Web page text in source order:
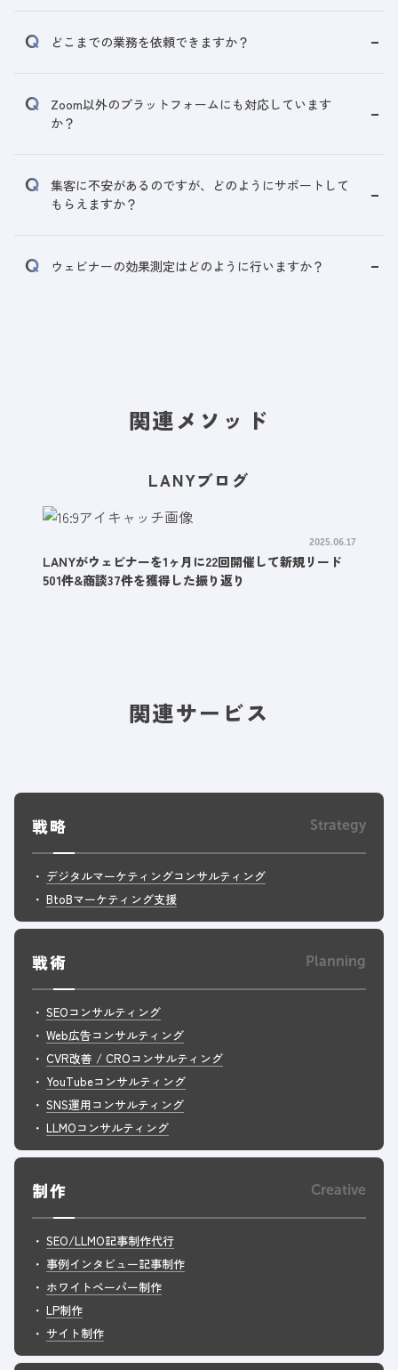
どこまでの業務を依頼できますか？
Zoom以外のプラットフォームにも対応しています
か？
集客に不安があるのですが、どのようにサポートして
もらえますか？
ウェビナーの効果測定はどのように行いますか？
関連メソッド
LANYブログ
2025.06.17
LANYがウェビナーを1ヶ月に22回開催して新規リード
501件&商談37件を獲得した振り返り
関連サービス
戦略 Strategy
デジタルマーケティングコンサルティング
BtoBマーケティング支援
戦術 Planning
SEOコンサルティング
Web広告コンサルティング
CVR改善 / CROコンサルティング
YouTubeコンサルティング
SNS運用コンサルティング
LLMOコンサルティング
制作 Creative
SEO/LLMO記事制作代行
事例インタビュー記事制作
ホワイトペーパー制作
LP制作
サイト制作